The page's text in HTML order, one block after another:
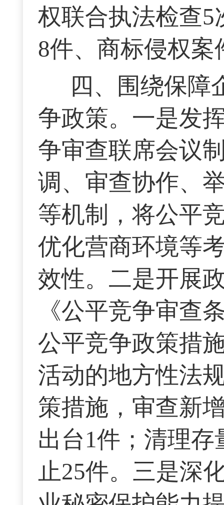
权联合执法检查5
8件、商标侵权案
四、围绕保障
争政策。一是发
争审查联席会议
调、审查协作、
等机制，将公平
优化营商环境等
效性。二是开展
《公平竞争审查
公平竞争政策措
活动的地方性法
策措施，审查新
出台1件；清理存
止25件。三是深